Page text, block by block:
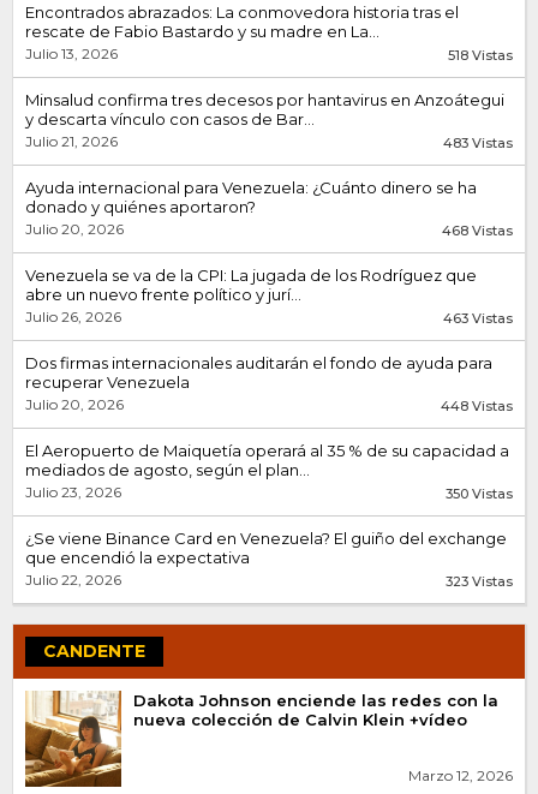
Encontrados abrazados: La conmovedora historia tras el
rescate de Fabio Bastardo y su madre en La...
Julio 13, 2026 518 Vistas
Minsalud confirma tres decesos por hantavirus en Anzoátegui
y descarta vínculo con casos de Bar...
Julio 21, 2026 483 Vistas
Ayuda internacional para Venezuela: ¿Cuánto dinero se ha
donado y quiénes aportaron?
Julio 20, 2026 468 Vistas
Venezuela se va de la CPI: La jugada de los Rodríguez que
abre un nuevo frente político y jurí...
Julio 26, 2026 463 Vistas
Dos firmas internacionales auditarán el fondo de ayuda para
recuperar Venezuela
Julio 20, 2026 448 Vistas
El Aeropuerto de Maiquetía operará al 35 % de su capacidad a
mediados de agosto, según el plan...
Julio 23, 2026 350 Vistas
¿Se viene Binance Card en Venezuela? El guiño del exchange
que encendió la expectativa
Julio 22, 2026 323 Vistas
CANDENTE
Dakota Johnson enciende las redes con la
nueva colección de Calvin Klein +vídeo
Marzo 12, 2026